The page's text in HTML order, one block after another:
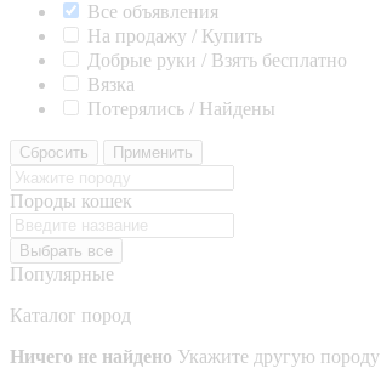
Все объявления
На продажу / Купить
Добрые руки / Взять бесплатно
Вязка
Потерялись / Найдены
Сбросить Применить
Породы кошек
Выбрать все
Популярные
Каталог пород
Ничего не найдено Укажите другую породу